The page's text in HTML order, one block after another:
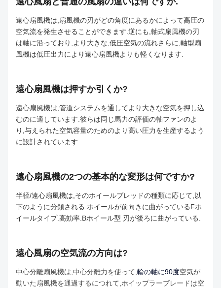
遠心扇風機は,扇風機の刃がどの角度にあるかによって高圧の
空気流を発生させることができます.逆にも,軸式扇風機の刃
は軸に沿っており,より大きな,低圧空気の流れさらに,軸型扇
風機は低圧出力により遠心扇風機よりも軽くなります.
遠心扇風機は押すか引くか?
遠心扇風機は,管道システムを通してより大きな空気を押し込
むのに適しています.彼らは同じ馬力の評価の軸ファンのよ
り,与えられた空気容量のためのより高い圧力を生産するよう
に設計されています.
遠心扇風機の2つの基本的な変形は何ですか?
半径/遠心扇風機は,そのホイールブレッドの種類に応じて,以
下のように分類される.ホイールが前向きに曲がっているFホ
イールタイプ.高効率.Bホイール型 刃が後ろに曲がっている.
遠心風扇の空気流の方向は?
中心分離扇風機は,中心分離力を使って,輪の軸に90度空気が
動いた扇風機を通過するにつれて,ホイップラーブレードは空